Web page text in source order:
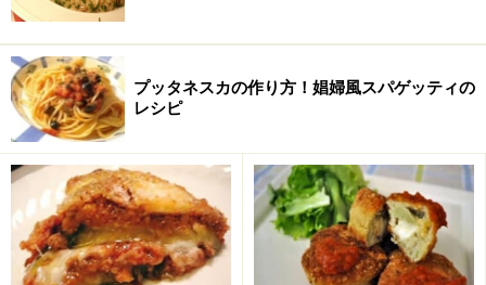
プッタネスカの作り方！娼婦風スパゲッティの
レシピ